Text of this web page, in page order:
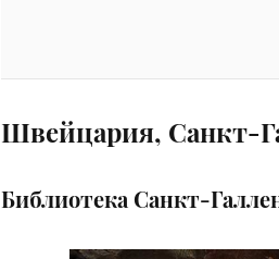
Швейцария, Санкт-
Библиотека Санкт-